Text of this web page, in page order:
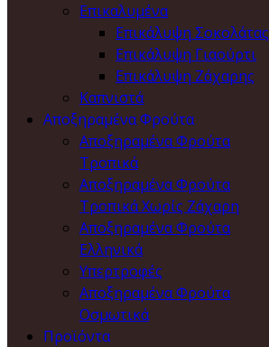
Επικαλυμένα
Επικάλυψη Σοκολάτας
Επικάλυψη Γιαούρτι
Επικάλυψη Ζάχαρης
Καπνιστά
Αποξηραμένα Φρούτα
Αποξηραμένα Φρούτα
Τροπικά
Αποξηραμένα Φρούτα
Τροπικά Χωρίς Ζάχαρη
Αποξηραμένα Φρούτα
Ελληνικά
Υπερτροφές
Αποξηραμένα Φρούτα
Οσμωτικά
Προϊόντα